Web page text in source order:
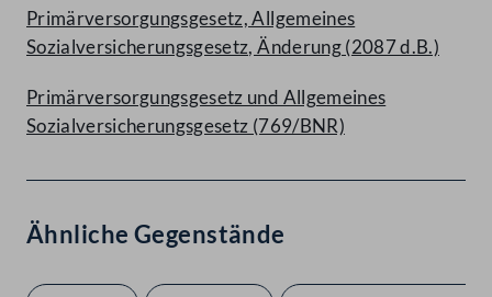
Primärversorgungsgesetz, Allgemeines
Sozialversicherungsgesetz, Änderung (2087 d.B.)
Primärversorgungsgesetz und Allgemeines
Sozialversicherungsgesetz (769/BNR)
Ähnliche Gegenstände